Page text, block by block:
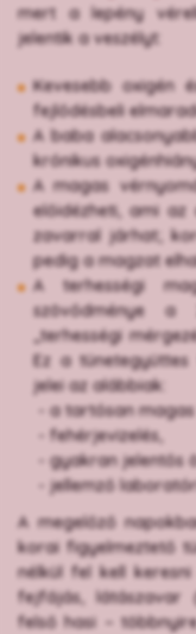
mert a lepény
jelentik a veszélyt:
Kevesebb oxigén
fejlődésbeli
A baba
krónikus
A magas
előidézheti, ami
zavarral járhat;
pedig a magzat
A terhességi
szövődménye
„terhességi
Ez a
jelei az alábbiak:
- a tartósan
- fehérjevizelés,
- gyakran jelentős
- jellemző
A megelőző
korai figyelmeztető
nélkül fel kell
fejfájás, látászavar
felső hasi –